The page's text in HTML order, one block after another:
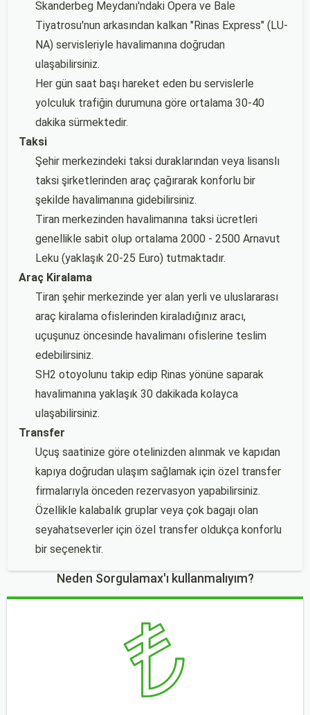
Skanderbeg Meydanı'ndaki Opera ve Bale
Tiyatrosu'nun arkasından kalkan "Rinas Express" (LU-
NA) servisleriyle havalimanına doğrudan
ulaşabilirsiniz.
Her gün saat başı hareket eden bu servislerle
yolculuk trafiğin durumuna göre ortalama 30-40
dakika sürmektedir.
Taksi
Şehir merkezindeki taksi duraklarından veya lisanslı
taksi şirketlerinden araç çağırarak konforlu bir
şekilde havalimanına gidebilirsiniz.
Tiran merkezinden havalimanına taksi ücretleri
genellikle sabit olup ortalama 2000 - 2500 Arnavut
Leku (yaklaşık 20-25 Euro) tutmaktadır.
Araç Kiralama
Tiran şehir merkezinde yer alan yerli ve uluslararası
araç kiralama ofislerinden kiraladığınız aracı,
uçuşunuz öncesinde havalimanı ofislerine teslim
edebilirsiniz.
SH2 otoyolunu takip edip Rinas yönüne saparak
havalimanına yaklaşık 30 dakikada kolayca
ulaşabilirsiniz.
Transfer
Uçuş saatinize göre otelinizden alınmak ve kapıdan
kapıya doğrudan ulaşım sağlamak için özel transfer
firmalarıyla önceden rezervasyon yapabilirsiniz.
Özellikle kalabalık gruplar veya çok bagajı olan
seyahatseverler için özel transfer oldukça konforlu
bir seçenektir.
Neden Sorgulamax'ı kullanmalıyım?